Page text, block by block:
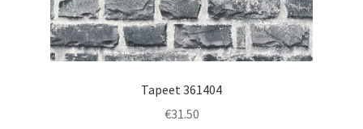
Tapeet 361404
€31.50